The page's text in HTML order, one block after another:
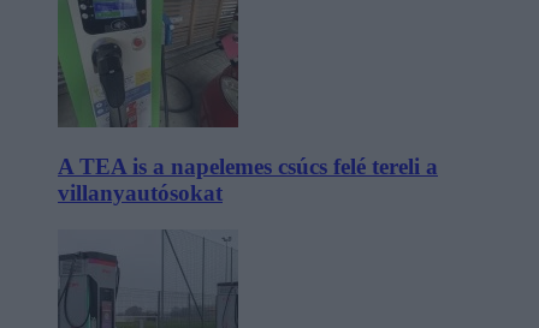
A TEA is a napelemes csúcs felé tereli a
villanyautósokat